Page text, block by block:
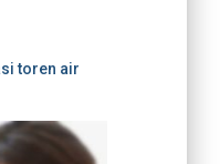
toren air